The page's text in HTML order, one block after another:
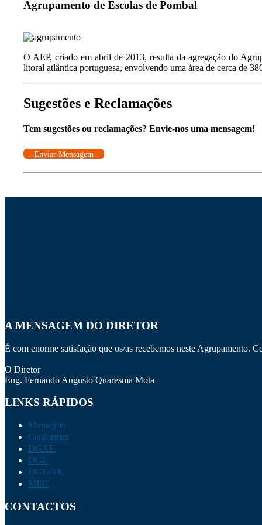
Agrupamento de Escolas de Pombal
O AEP, criado em abril de 2013, resulta da agregação do
litoral atlântica portuguesa, envolvendo uma área de cerca de
Sugestões e Reclamações
Tem sugestões ou reclamações? Envie-nos uma mensagem!
Enviar Mensagem
A MENSAGEM DO DIRETOR
É com enorme satisfação que os/as recebemos neste Agrupamento.
O Diretor
Eng. Fernando Augusto Quaresma Mota
LINKS RÁPIDOS
Município
Cenformaz
DGAE
DGE
DGEsTE
MEC
CONTACTOS